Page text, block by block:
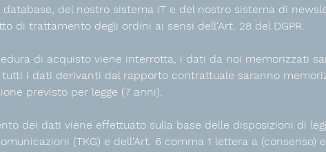
database, del nostro sistema IT e del nostro sistema di
di trattamento degli ordini ai sensi dell'Art. 28 del DGPR.
di acquisto viene interrotta, i dati da noi memorizzati
i dati derivanti dal rapporto contrattuale saranno
previsto per legge (7 anni).
dei dati viene effettuato sulla base delle disposizioni di
(TKG) e dell'Art. 6 comma 1 lettera a